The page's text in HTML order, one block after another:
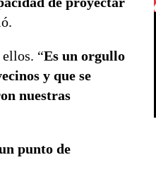
“Es un orgullo
y que se
nuestras
punto de